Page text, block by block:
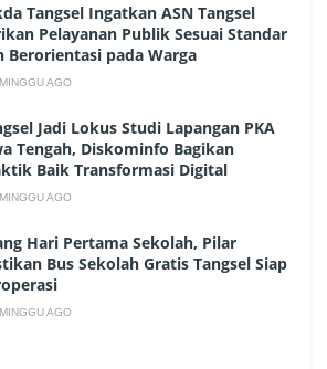
Tangsel Ingatkan ASN Tangsel
Pelayanan Publik Sesuai Standar
Berorientasi pada Warga
AGO
Jadi Lokus Studi Lapangan PKA
Tengah, Diskominfo Bagikan
Baik Transformasi Digital
AGO
Hari Pertama Sekolah, Pilar
Bus Sekolah Gratis Tangsel Siap
AGO